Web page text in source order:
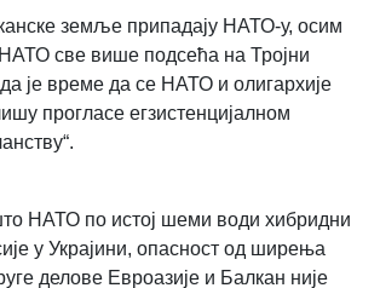
земље припадају НАТО-у, осим
све више подсећа на Тројни
је време да се НАТО и олигархије
прогласе егзистенцијалном
.
НАТО по истој шеми води хибридни
у Украјини, опасност од ширења
делове Евроазије и Балкан није